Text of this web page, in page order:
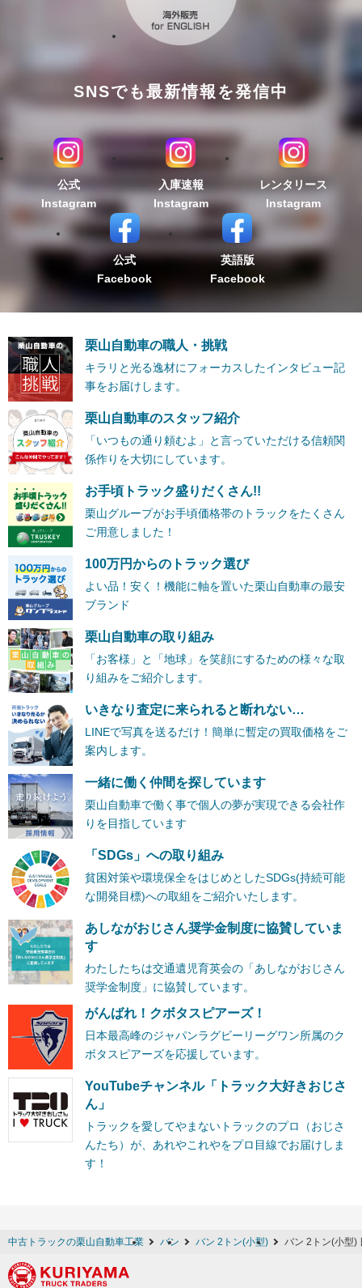
SNSでも最新情報を発信中
公式
Instagram
入庫速報
Instagram
レンタリース
Instagram
公式
Facebook
英語版
Facebook
栗山自動車の職人・挑戦
キラリと光る逸材にフォーカスしたインタビュー記
事をお届けします。
栗山自動車のスタッフ紹介
「いつもの通り頼むよ」と言っていただける信頼関
係作りを大切にしています。
お手頃トラック盛りだくさん!!
栗山グループがお手頃価格帯のトラックをたくさん
ご用意しました！
100万円からのトラック選び
よい品！安く！機能に軸を置いた栗山自動車の最安
ブランド
栗山自動車の取り組み
「お客様」と「地球」を笑顔にするための様々な取
り組みをご紹介します。
いきなり査定に来られると断れない…
LINEで写真を送るだけ！簡単に暫定の買取価格をご
案内します。
一緒に働く仲間を探しています
栗山自動車で働く事で個人の夢が実現できる会社作
りを目指しています
「SDGs」への取り組み
貧困対策や環境保全をはじめとしたSDGs(持続可能
な開発目標)への取組をご紹介いたします。
あしながおじさん奨学金制度に協賛していま
す
わたしたちは交通遺児育英会の「あしながおじさん
奨学金制度」に協賛しています。
がんばれ！クボタスピアーズ！
日本最高峰のジャパンラグビーリーグワン所属のク
ボタスピアーズを応援しています。
YouTubeチャンネル「トラック大好きおじさ
ん」
トラックを愛してやまないトラックのプロ（おじさ
んたち）が、あれやこれやをプロ目線でお届けしま
す！
中古トラックの栗山自動車工業 バン バン 2トン(小型) バン 2トン(小型)